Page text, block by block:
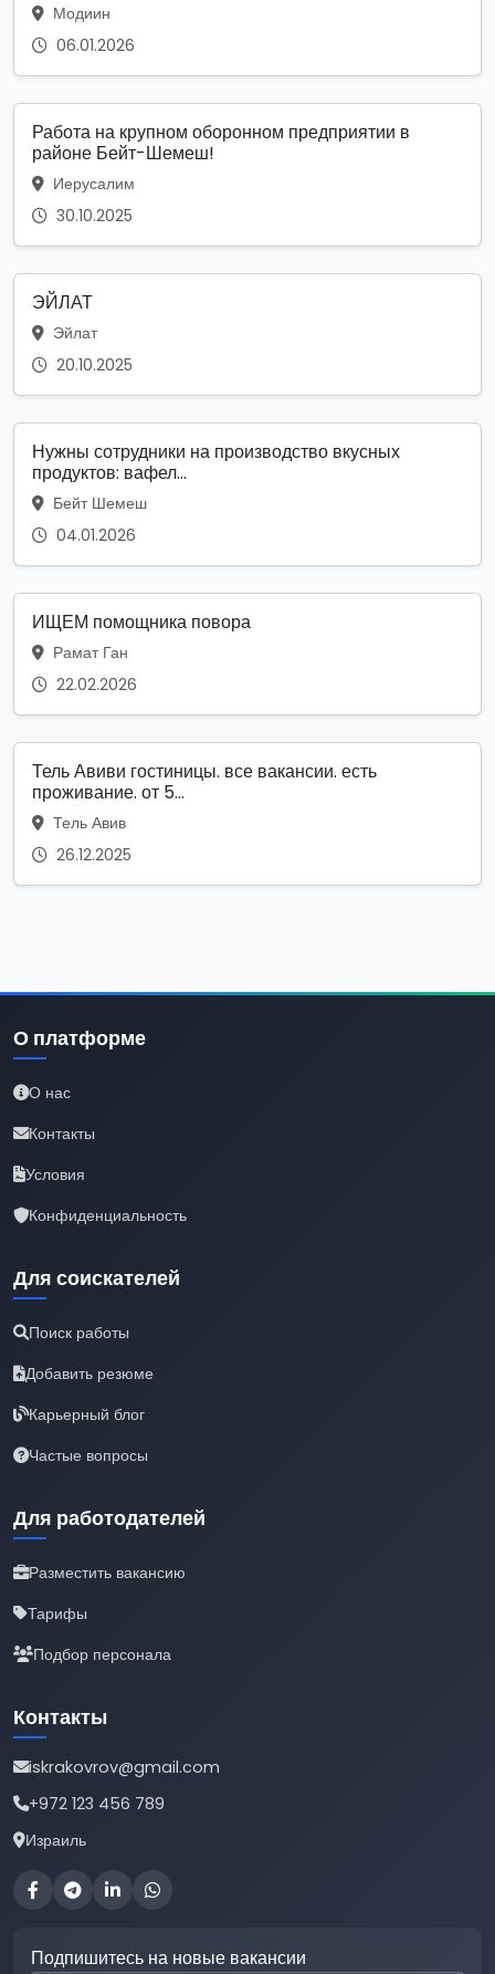
Модиин
06.01.2026
Работа на крупном оборонном предприятии в
районе Бейт-Шемеш!
Иерусалим
30.10.2025
ЭЙЛАТ
Эйлат
20.10.2025
Нужны сотрудники на производство вкусных
продуктов: вафел...
Бейт Шемеш
04.01.2026
ИЩЕМ помощника повора
Рамат Ган
22.02.2026
Тель Авиви гостиницы. все вакансии. есть
проживание. от 5...
Тель Авив
26.12.2025
О платформе
О нас
Контакты
Условия
Конфиденциальность
Для соискателей
Поиск работы
Добавить резюме
Карьерный блог
Частые вопросы
Для работодателей
Разместить вакансию
Тарифы
Подбор персонала
Контакты
iskrakovrov@gmail.com
+972 123 456 789
Израиль
Подпишитесь на новые вакансии